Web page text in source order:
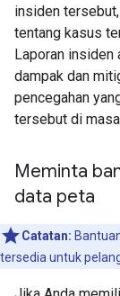
insiden
tentang kasus
Laporan insiden
dampak dan
pencegahan
tersebut di
Meminta
data peta
Catatan:
tersedia untuk